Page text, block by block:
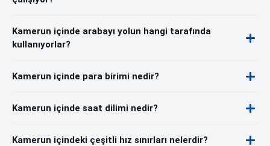
Kamerun içinde arabayı yolun hangi tarafında
kullanıyorlar?
Kamerun içinde para birimi nedir?
Kamerun içinde saat dilimi nedir?
Kamerun içindeki çeşitli hız sınırları nelerdir?